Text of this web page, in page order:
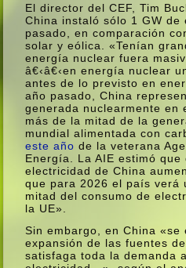
El director del CEF, Tim
China instaló sólo 1 GW
pasado, en comparación
solar y eólica. «Tení­an
energí­a nuclear fuera
â€‹â€‹en energí­a nuclear
antes de lo previsto en
año pasado, China
generada nuclearmente en
más de la mitad de la
mundial alimentada con
este año de la veterana
Energí­a. La AIE estimó
electricidad de China
que para 2026 el paí­s verá
mitad del consumo de
la UE».
Sin embargo, en China «se
expansión de las fuentes
satisfaga toda la demanda